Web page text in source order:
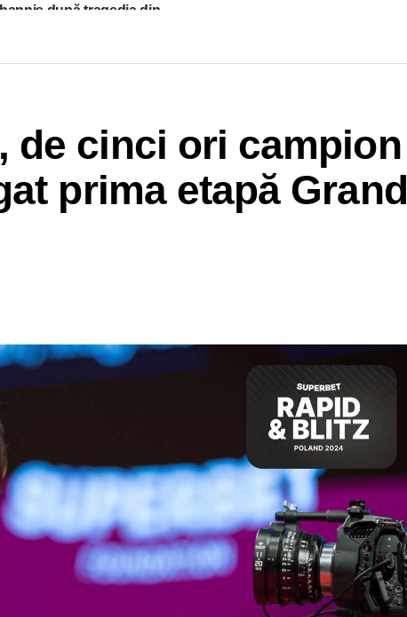
după tragedia din
de cinci ori campion
prima etapă Grand